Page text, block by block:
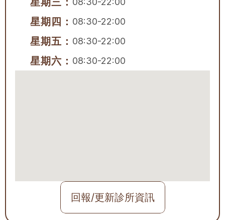
星期四： 08:30-22:00
星期五： 08:30-22:00
星期六： 08:30-22:00
回報/更新診所資訊